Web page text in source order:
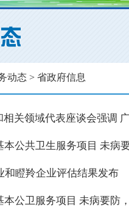
动态 > 省政府信息
关领域代表座谈会强调
本公共卫生服务项目 未病
和瞪羚企业评估结果发布
本公卫服务项目 未病要防